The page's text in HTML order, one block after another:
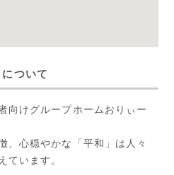
ついて
向けグループホームおりぃー
、心穏やかな「平和」は人々
ています。